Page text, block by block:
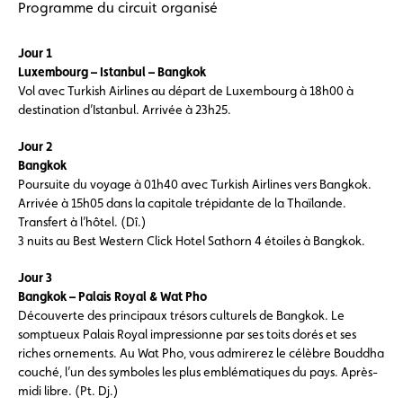
Programme du circuit organisé
Jour 1
Luxembourg – Istanbul – Bangkok
Vol avec Turkish Airlines au départ de Luxembourg à 18h00 à
destination d’Istanbul. Arrivée à 23h25.
Jour 2
Bangkok
Poursuite du voyage à 01h40 avec Turkish Airlines vers Bangkok.
Arrivée à 15h05 dans la capitale trépidante de la Thaïlande.
Transfert à l’hôtel. (Dî.)
3 nuits au Best Western Click Hotel Sathorn 4 étoiles à Bangkok.
Jour 3
Bangkok – Palais Royal & Wat Pho
Découverte des principaux trésors culturels de Bangkok. Le
somptueux Palais Royal impressionne par ses toits dorés et ses
riches ornements. Au Wat Pho, vous admirerez le célèbre Bouddha
couché, l’un des symboles les plus emblématiques du pays. Après-
midi libre. (Pt. Dj.)